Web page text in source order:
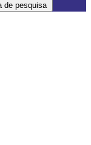
de pesquisa